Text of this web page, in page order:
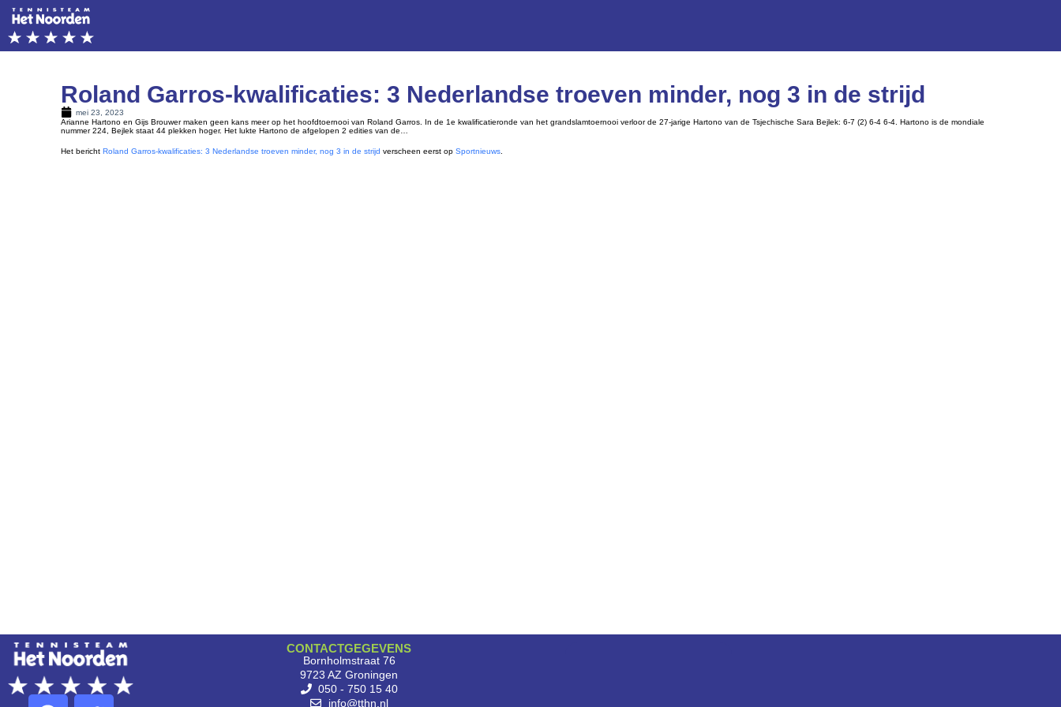
Roland Garros-kwalificaties: 3 Nederlandse troeven minder, nog 3 in de strijd
mei 23, 2023
Arianne Hartono en Gijs Brouwer maken geen kans meer op het hoofdtoernooi van Roland Garros. In de 1e kwalificatieronde van het grandslamtoernooi verloor de 27-jarige Hartono van de Tsjechische Sara Bejlek: 6-7 (2) 6-4 6-4. Hartono is de mondiale
nummer 224, Bejlek staat 44 plekken hoger. Het lukte Hartono de afgelopen 2 edities van de…
Het bericht Roland Garros-kwalificaties: 3 Nederlandse troeven minder, nog 3 in de strijd verscheen eerst opSportnieuws.
CONTACTGEGEVENS
Bornholmstraat 76
9723 AZ Groningen
050 - 750 15 40
info@tthn.nl